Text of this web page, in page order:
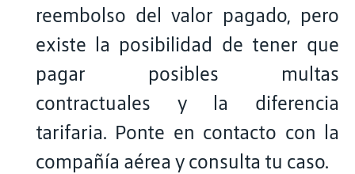
reembolso del valor pagado, pero
existe la posibilidad de tener que
pagar posibles multas
contractuales y la diferencia
tarifaria. Ponte en contacto con la
compañía aérea y consulta tu caso.